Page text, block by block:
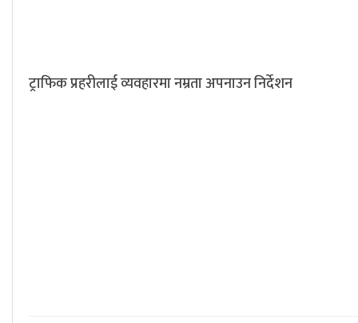
ट्राफिक प्रहरीलाई व्यवहारमा नम्रता अपनाउन निर्देशन